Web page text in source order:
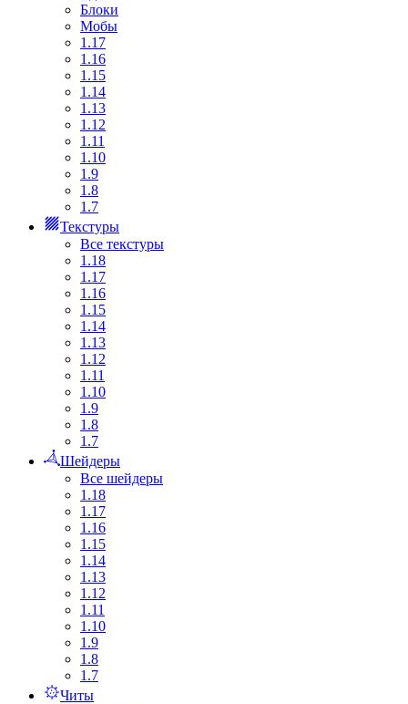
Блоки
Мобы
1.17
1.16
1.15
1.14
1.13
1.12
1.11
1.10
1.9
1.8
1.7
Текстуры
Все текстуры
1.18
1.17
1.16
1.15
1.14
1.13
1.12
1.11
1.10
1.9
1.8
1.7
Шейдеры
Все шейдеры
1.18
1.17
1.16
1.15
1.14
1.13
1.12
1.11
1.10
1.9
1.8
1.7
Читы